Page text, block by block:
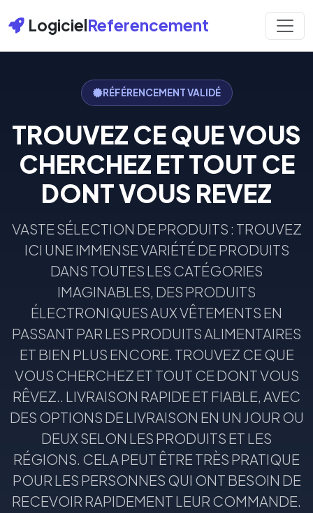
LogicielReferencement
RÉFÉRENCEMENT VALIDÉ
TROUVEZ CE QUE VOUS
CHERCHEZ ET TOUT CE
DONT VOUS REVEZ
VASTE SÉLECTION DE PRODUITS : TROUVEZ
ICI UNE IMMENSE VARIÉTÉ DE PRODUITS
DANS TOUTES LES CATÉGORIES
IMAGINABLES, DES PRODUITS
ÉLECTRONIQUES AUX VÊTEMENTS EN
PASSANT PAR LES PRODUITS ALIMENTAIRES
ET BIEN PLUS ENCORE. TROUVEZ CE QUE
VOUS CHERCHEZ ET TOUT CE DONT VOUS
RÊVEZ.. LIVRAISON RAPIDE ET FIABLE, AVEC
DES OPTIONS DE LIVRAISON EN UN JOUR OU
DEUX SELON LES PRODUITS ET LES
RÉGIONS. CELA PEUT ÊTRE TRÈS PRATIQUE
POUR LES PERSONNES QUI ONT BESOIN DE
RECEVOIR RAPIDEMENT LEUR COMMANDE.